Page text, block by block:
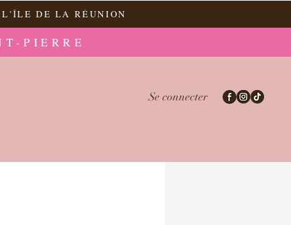
L'ÎLE DE LA RÉUNION
PIERRE
Se connecter